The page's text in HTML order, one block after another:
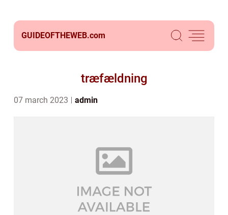
GUIDEOFTHEWEB.com
træfældning
07 march 2023 admin